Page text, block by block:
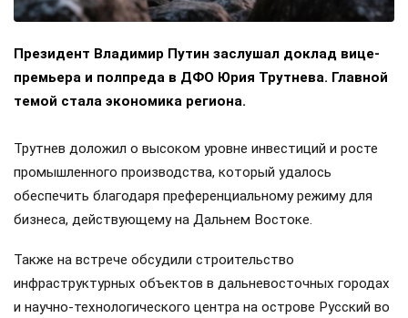
Президент Владимир Путин заслушал доклад вице-
премьера и полпреда в ДФО Юрия Трутнева. Главной
темой стала экономика региона.
Трутнев доложил о высоком уровне инвестиций и росте
промышленного производства, который удалось
обеспечить благодаря преференциальному режиму для
бизнеса, действующему на Дальнем Востоке.
Также на встрече обсудили строительство
инфраструктурных объектов в дальневосточных городах
и научно-технологического центра на острове Русский во